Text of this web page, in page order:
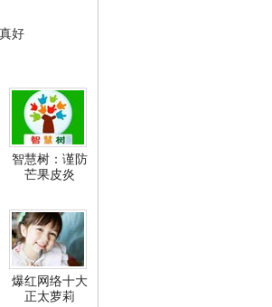
好
智慧树：谨防
芒果皮炎
爆红网络十大
正太萝莉